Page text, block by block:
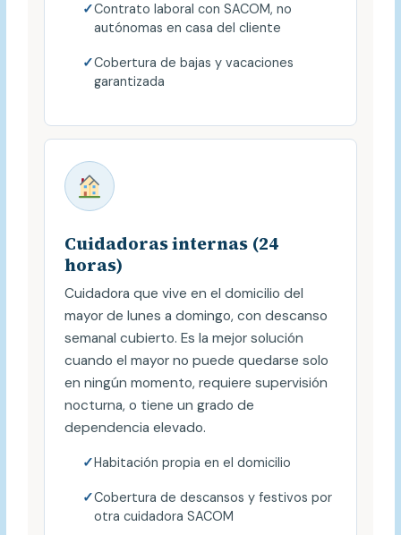
Contrato laboral con SACOM, no
autónomas en casa del cliente
Cobertura de bajas y vacaciones
garantizada
Cuidadoras internas (24
horas)
Cuidadora que vive en el domicilio del
mayor de lunes a domingo, con descanso
semanal cubierto. Es la mejor solución
cuando el mayor no puede quedarse solo
en ningún momento, requiere supervisión
nocturna, o tiene un grado de
dependencia elevado.
Habitación propia en el domicilio
Cobertura de descansos y festivos por
otra cuidadora SACOM